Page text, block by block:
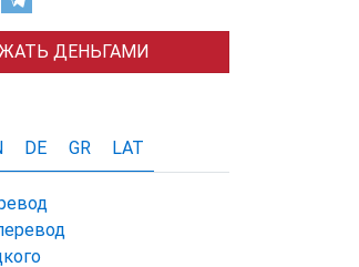
ДЕНЬГАМИ
DE GR LAT